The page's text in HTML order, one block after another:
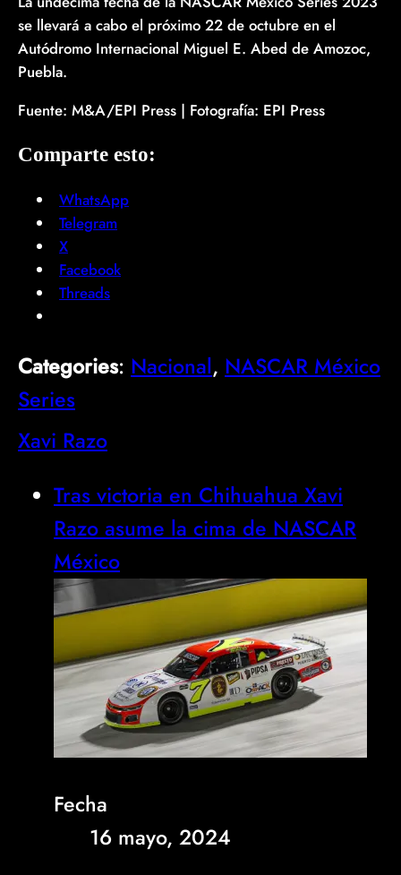
se llevará a cabo el próximo 22 de octubre en el
Autódromo Internacional Miguel E. Abed de Amozoc,
Puebla.
Fuente: M&A/EPI Press | Fotografía: EPI Press
Comparte esto:
WhatsApp
Telegram
X
Facebook
Threads
Categories: Nacional, NASCAR México
Series
Xavi Razo
Tras victoria en Chihuahua Xavi
Razo asume la cima de NASCAR
México
Fecha
16 mayo, 2024